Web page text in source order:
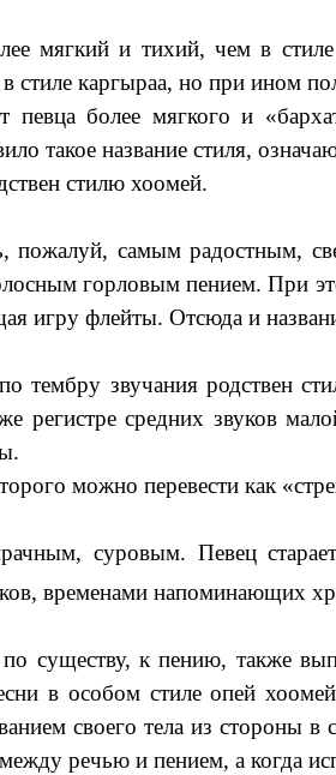
мягкий и тихий, чем в
стиле каргыраа, но при ином
певца более мягкого и
такое название стиля,
стилю хоомей.
самым радостным,
горловым пением. При
игру флейты. Отсюда и
тембру звучания родствен
регистре средних звуков
можно перевести как
суровым. Певец
временами напоминающих
существу, к пению, также
в особом стиле опей
своего тела из стороны
речью и пением, а когда